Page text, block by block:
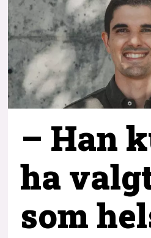
– Han
ha
som